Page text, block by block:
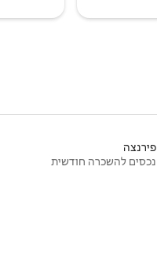
פירנצה
נכסים להשכרה חודשית